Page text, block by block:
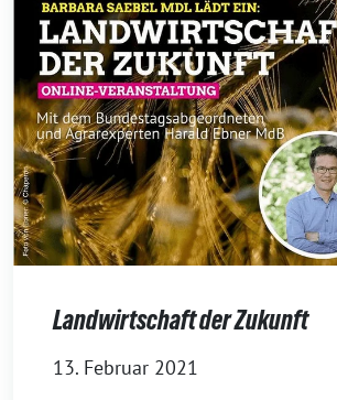
Landwirtschaft der Zukunft
13. Februar 2021